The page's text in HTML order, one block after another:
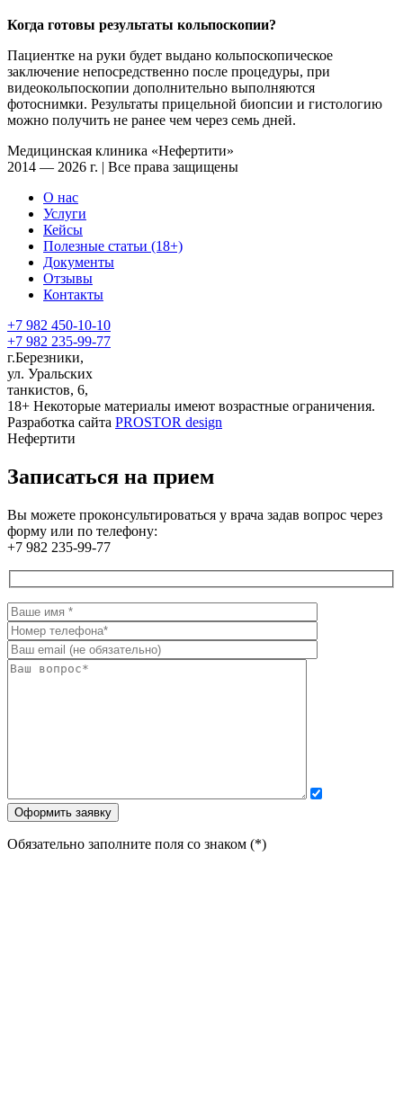
Когда готовы результаты кольпоскопии?
Пациентке на руки будет выдано кольпоскопическое
заключение непосредственно после процедуры, при
видеокольпоскопии дополнительно выполняются
фотоснимки. Результаты прицельной биопсии и гистологию
можно получить не ранее чем через семь дней.
Медицинская клиника «Нефертити»
2014 — 2026 г. | Все права защищены
О нас
Услуги
Кейсы
Полезные статьи (18+)
Документы
Отзывы
Контакты
+7 982 450-10-10
+7 982 235-99-77
г.Березники,
ул. Уральских
танкистов, 6,
18+ Некоторые материалы имеют возрастные ограничения.
Разработка сайта PROSTOR design
Нефертити
Записаться на прием
Вы можете проконсультироваться у врача задав вопрос через
форму или по телефону:
+7 982 235-99-77
Обязательно заполните поля со знаком (*)